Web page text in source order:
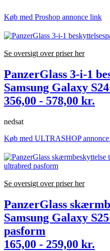
Køb med Proshop annonce link
Se oversigt over priser her
PanzerGlass 3-i-1
Samsung Galaxy
356,00 - 578,00 kr.
nedsat
Køb med ULTRASHOP
Se oversigt over priser her
PanzerGlass
Samsung Galaxy
pasform
165,00 - 259,00 kr.